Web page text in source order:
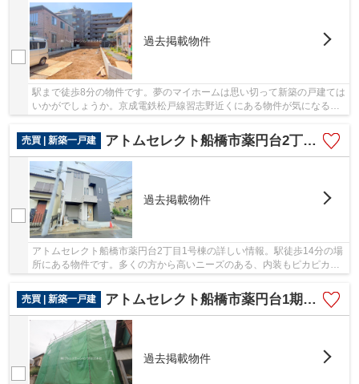
過去掲載物件
駅まで徒歩8分の物件です。夢のマイホームは思い切って新築の戸建ては
いかがでしょうか。京成電鉄松戸線習志野近くにある物件が気になる方
売買 | 新築一戸建
アトムセレクト船橋市薬円台2丁目1号棟
過去掲載物件
アトムセレクト船橋市薬円台2丁目1号棟の詳しい情報。駅徒歩14分の場
所にある物件です。多くの方から高いニーズのある、内装もピカピカの
売買 | 新築一戸建
アトムセレクト船橋市薬円台1期1号棟
過去掲載物件